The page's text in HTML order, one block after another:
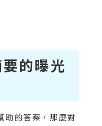
的曝光
助的答案，那麼對